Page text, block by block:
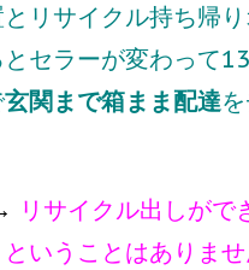
リサイクル持ち帰
セラーが変わって
玄関まで箱まま配達
リサイクル出しがで
いうことはありませ